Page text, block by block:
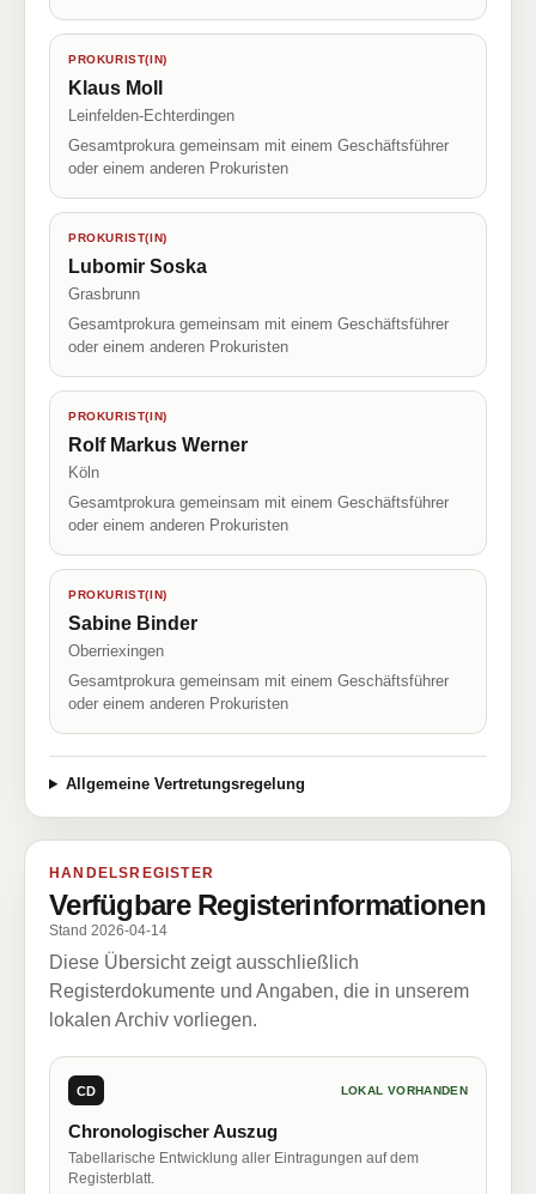
PROKURIST(IN)
Klaus Moll
Leinfelden-Echterdingen
Gesamtprokura gemeinsam mit einem Geschäftsführer
oder einem anderen Prokuristen
PROKURIST(IN)
Lubomir Soska
Grasbrunn
Gesamtprokura gemeinsam mit einem Geschäftsführer
oder einem anderen Prokuristen
PROKURIST(IN)
Rolf Markus Werner
Köln
Gesamtprokura gemeinsam mit einem Geschäftsführer
oder einem anderen Prokuristen
PROKURIST(IN)
Sabine Binder
Oberriexingen
Gesamtprokura gemeinsam mit einem Geschäftsführer
oder einem anderen Prokuristen
Allgemeine Vertretungsregelung
HANDELSREGISTER
Verfügbare Registerinformationen
Stand 2026-04-14
Diese Übersicht zeigt ausschließlich
Registerdokumente und Angaben, die in unserem
lokalen Archiv vorliegen.
CD LOKAL VORHANDEN
Chronologischer Auszug
Tabellarische Entwicklung aller Eintragungen auf dem
Registerblatt.